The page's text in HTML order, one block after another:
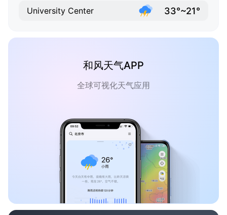
University Center 33°~21°
和风天气APP
全球可视化天气应用